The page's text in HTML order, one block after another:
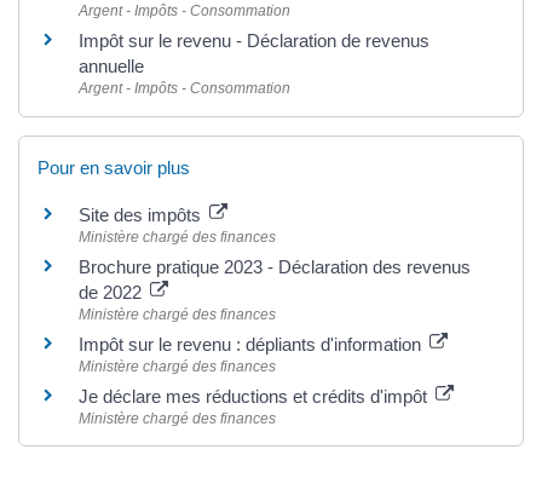
Argent - Impôts - Consommation
Impôt sur le revenu - Déclaration de revenus
annuelle
Argent - Impôts - Consommation
Pour en savoir plus
Site des impôts
Ministère chargé des finances
Brochure pratique 2023 - Déclaration des revenus
de 2022
Ministère chargé des finances
Impôt sur le revenu : dépliants d'information
Ministère chargé des finances
Je déclare mes réductions et crédits d'impôt
Ministère chargé des finances